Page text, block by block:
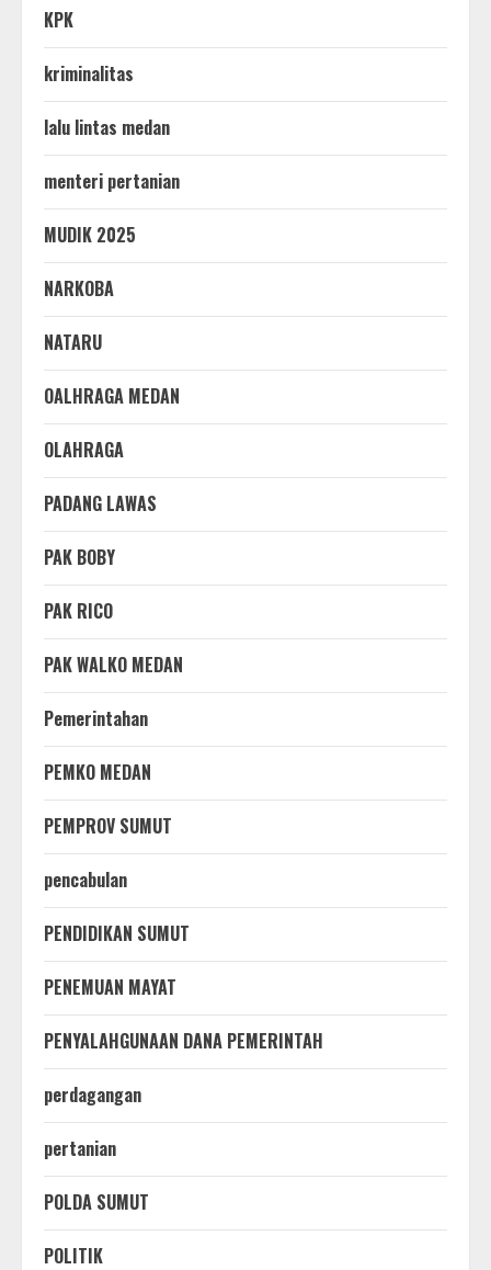
KPK
kriminalitas
lalu lintas medan
menteri pertanian
MUDIK 2025
NARKOBA
NATARU
OALHRAGA MEDAN
OLAHRAGA
PADANG LAWAS
PAK BOBY
PAK RICO
PAK WALKO MEDAN
Pemerintahan
PEMKO MEDAN
PEMPROV SUMUT
pencabulan
PENDIDIKAN SUMUT
PENEMUAN MAYAT
PENYALAHGUNAAN DANA PEMERINTAH
perdagangan
pertanian
POLDA SUMUT
POLITIK